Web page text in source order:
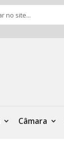
Câmara